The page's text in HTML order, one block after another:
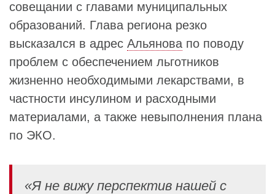
совещании с главами муниципальных
образований. Глава региона резко
высказался в адрес Альянова по поводу
проблем с обеспечением льготников
жизненно необходимыми лекарствами, в
частности инсулином и расходными
материалами, а также невыполнения плана
по ЭКО.
«Я не вижу перспектив нашей с